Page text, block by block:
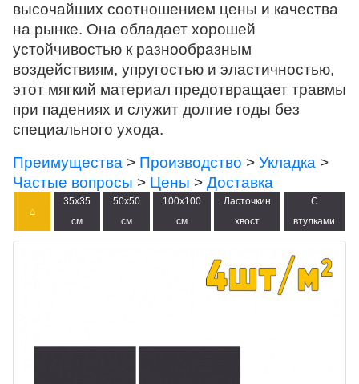
ПИГМЕНТ ИСКУССТВЕННАЯ ТРАВА
ПРОМПОЛЫ ТЕХНИКА
Оренбург
высочайших соотношением цены и качества
на рынке. Она обладает хорошей
устойчивостью к разнообразным
воздействиям, упругостью и эластичностью,
этот мягкий материал предотвращает травмы
при падениях и служит долгие годы без
специального ухода.
Преимущества > Производство > Укладка >
Частые вопросы > Цены > Доставка
⌂
35х35
см
50х50
см
100х100
см
Ласточкин
хвост
С
втулками